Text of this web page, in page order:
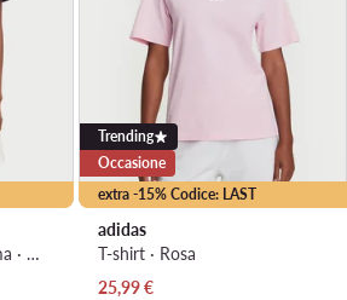
Abito da cocktail · Crema · Mini
extra -15% Codice: LAST
Trending
Occasione
adidas
T-shirt · Rosa
Prezzo attuale
25,99€